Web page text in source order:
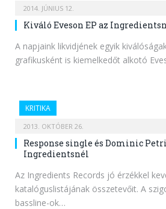
2014. JÚNIUS 12.
Kiváló Eveson EP az
A napjaink likvidjének egyik
grafikusként is kiemelkedőt alkotó
KRITIKA
2013. OKTÓBER 26.
Response single és Dominic
Ingredientsnél
Az Ingredients Records jó érzékkel
katalóguslistájának összetevőit. A
bassline-ok…